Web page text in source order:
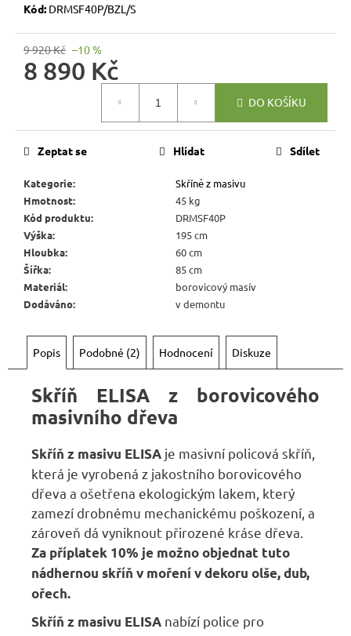
Kód: DRMSF40P/BZL/S
9 920 Kč –10 %
8 890 Kč
DO KOŠÍKU
Kategorie:
Skříně z masivu
Hmotnost:
45 kg
Kód produktu:
DRMSF40P
Výška:
195 cm
Hloubka:
60 cm
Šířka:
85 cm
Materiál:
borovicový masív
Dodáváno: v demontu
Zeptat se Hlídat Sdílet
Popis Podobné (2) Hodnocení Diskuze
Skříň ELISA z borovicového
masivního dřeva
Skříň z masivu ELISA je masivní policová skříň,
která je vyrobená z jakostního borovicového
dřeva a ošetřena ekologickým lakem, který
zamezí drobnému mechanickému poškození, a
zároveň dá vyniknout přirozené kráse dřeva.
Za příplatek 10% je možno objednat tuto
nádhernou skříň v moření v dekoru olše, dub,
ořech.
Skříň z masivu ELISA nabízí police pro
e
JÍDELNÍ
ŽIDLE
MEXICANA
SIL25
403
Kč
Původně:
670